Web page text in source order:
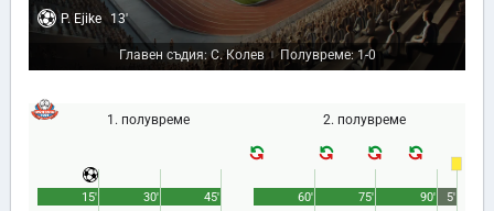
P. Ejike 13'
Главен съдия: С. Колев | Полувреме: 1-0
1. полувреме
45'
15' 30'
2. полувреме
90'
60' 75' 5'